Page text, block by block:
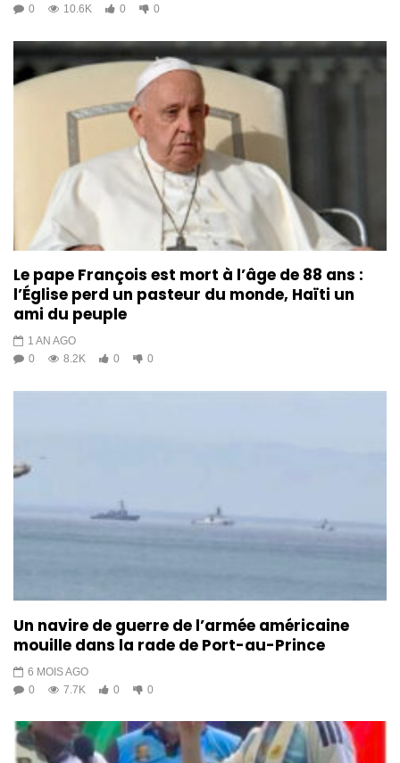
0 10.6K 0 0
Le pape François est mort à l’âge de 88 ans :
l’Église perd un pasteur du monde, Haïti un
ami du peuple
1 AN AGO
0
8.2K 0 0
Un navire de guerre de l’armée américaine
mouille dans la rade de Port-au-Prince
6 MOIS AGO
0
7.7K 0 0